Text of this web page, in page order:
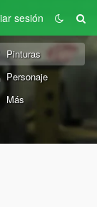
sesión
Pinturas
Personaje
Más